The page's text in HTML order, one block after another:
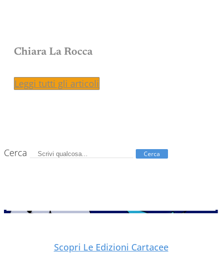
Chiara La Rocca
Leggi tutti gli articoli
Cerca Cerca
Scopri Le Edizioni Cartacee